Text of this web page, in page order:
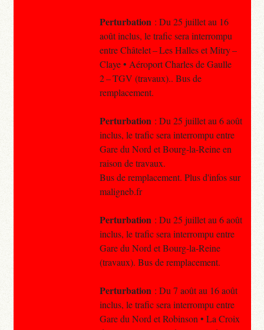
Perturbation : Du 25 juillet au 16
août inclus, le trafic sera interrompu
entre Châtelet – Les Halles et Mitry –
Claye • Aéroport Charles de Gaulle
2 – TGV (travaux).. Bus de
remplacement.
Perturbation : Du 25 juillet au 6 août
inclus, le trafic sera interrompu entre
Gare du Nord et Bourg-la-Reine en
raison de travaux.
Bus de remplacement. Plus d'infos sur
maligneb.fr
Perturbation : Du 25 juillet au 6 août
inclus, le trafic sera interrompu entre
Gare du Nord et Bourg-la-Reine
(travaux). Bus de remplacement.
Perturbation : Du 7 août au 16 août
inclus, le trafic sera interrompu entre
Gare du Nord et Robinson • La Croix